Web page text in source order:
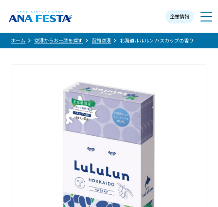
企業情報
メニュー
ホーム 空港からお土産を探す 函館空港 北海道ルルルン ハスカップの香り